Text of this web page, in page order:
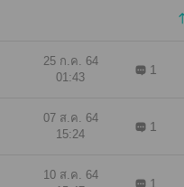
25 ก.ค. 64
01:43
1
07 ส.ค. 64
15:24
1
10 ส.ค. 64
1